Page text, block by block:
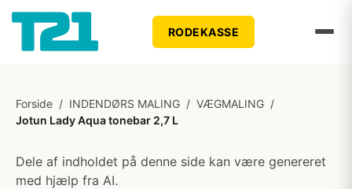
RODEKASSE
Forside / INDENDØRS MALING / VÆGMALING /
Jotun Lady Aqua tonebar 2,7 L
Dele af indholdet på denne side kan være genereret
med hjælp fra AI.